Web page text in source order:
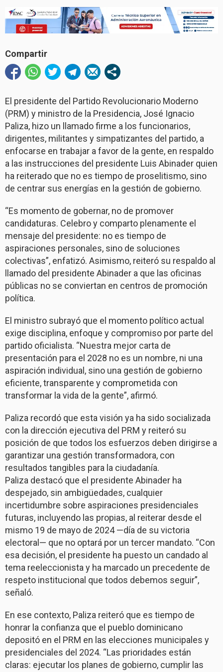
Compartir
El presidente del Partido Revolucionario Moderno
(PRM) y ministro de la Presidencia, José Ignacio
Paliza, hizo un llamado firme a los funcionarios,
dirigentes, militantes y simpatizantes del partido, a
enfocarse en trabajar a favor de la gente, en respaldo
a las instrucciones del presidente Luis Abinader quien
ha reiterado que no es tiempo de proselitismo, sino
de centrar sus energías en la gestión de gobierno.
“Es momento de gobernar, no de promover
candidaturas. Celebro y comparto plenamente el
mensaje del presidente: no es tiempo de
aspiraciones personales, sino de soluciones
colectivas”, enfatizó. Asimismo, reiteró su respaldo al
llamado del presidente Abinader a que las oficinas
públicas no se conviertan en centros de promoción
política.
El ministro subrayó que el momento político actual
exige disciplina, enfoque y compromiso por parte del
partido oficialista. “Nuestra mejor carta de
presentación para el 2028 no es un nombre, ni una
aspiración individual, sino una gestión de gobierno
eficiente, transparente y comprometida con
transformar la vida de la gente”, afirmó.
Paliza recordó que esta visión ya ha sido socializada
con la dirección ejecutiva del PRM y reiteró su
posición de que todos los esfuerzos deben dirigirse a
garantizar una gestión transformadora, con
resultados tangibles para la ciudadanía.
Paliza destacó que el presidente Abinader ha
despejado, sin ambigüedades, cualquier
incertidumbre sobre aspiraciones presidenciales
futuras, incluyendo las propias, al reiterar desde el
mismo 19 de mayo de 2024 —día de su victoria
electoral— que no optará por un tercer mandato. “Con
esa decisión, el presidente ha puesto un candado al
tema reeleccionista y ha marcado un precedente de
respeto institucional que todos debemos seguir”,
señaló.
En ese contexto, Paliza reiteró que es tiempo de
honrar la confianza que el pueblo dominicano
depositó en el PRM en las elecciones municipales y
presidenciales del 2024. “Las prioridades están
claras: ejecutar los planes de gobierno, cumplir las